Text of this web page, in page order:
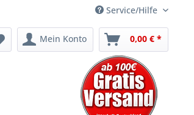
Service/Hilfe
Mein Konto 0,00 € *